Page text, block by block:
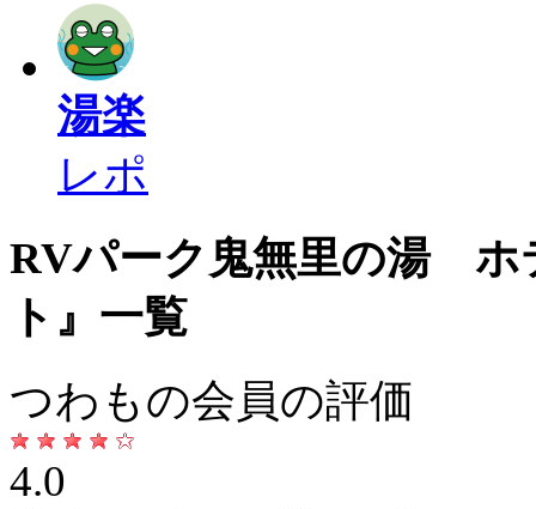
湯楽
レポ
RVパーク鬼無里の湯
ト』一覧
つわもの会員の評価
4.0